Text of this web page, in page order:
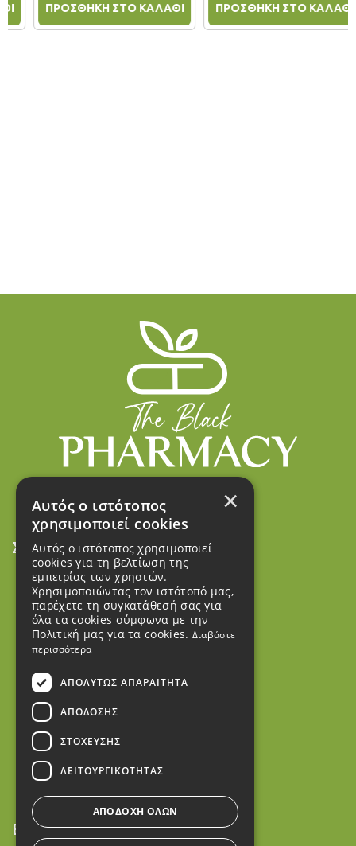
ΠΡΟΣΘΗΚΗ ΣΤΟ ΚΑΛΑΘΙ ΠΡΟΣΘΗΚΗ ΣΤΟ ΚΑΛΑΘΙ
Σύνδεσμοι
Όροι χρήσης
Πολιτική Απορρήτου
Τρόποι πληρωμής
Τρόποι αποστολής
Πολιτική Ακύρωσης
Πολιτική Επιστροφών
Καταστήματα
Επικοινωνία
×
Αυτός ο ιστότοπος
χρησιμοποιεί cookies
Αυτός ο ιστότοπος χρησιμοποιεί
cookies για τη βελτίωση της
εμπειρίας των χρηστών.
Χρησιμοποιώντας τον ιστότοπό μας,
παρέχετε τη συγκατάθεσή σας για
όλα τα cookies σύμφωνα με την
Πολιτική μας για τα cookies. Διαβάστε
περισσότερα
ΑΠΟΛΎΤΩΣ ΑΠΑΡΑΊΤΗΤΑ
ΑΠΌΔΟΣΗΣ
ΣΤΌΧΕΥΣΗΣ
ΛΕΙΤΟΥΡΓΙΚΌΤΗΤΑΣ
ΑΠΟΔΟΧΉ ΌΛΩΝ